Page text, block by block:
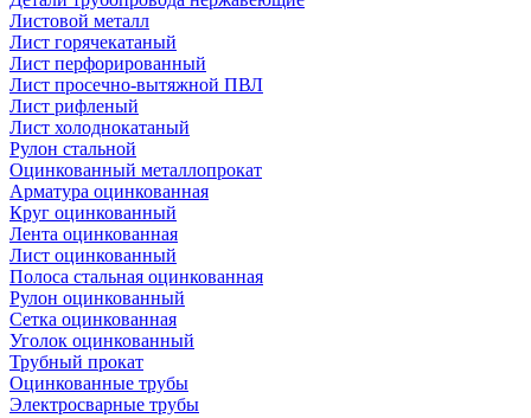
Листовой металл
Лист горячекатаный
Лист перфорированный
Лист просечно-вытяжной ПВЛ
Лист рифленый
Лист холоднокатаный
Рулон стальной
Оцинкованный металлопрокат
Арматура оцинкованная
Круг оцинкованный
Лента оцинкованная
Лист оцинкованный
Полоса стальная оцинкованная
Рулон оцинкованный
Сетка оцинкованная
Уголок оцинкованный
Трубный прокат
Оцинкованные трубы
Электросварные трубы